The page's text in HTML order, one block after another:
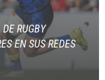
RUGBY
EN SUS REDES